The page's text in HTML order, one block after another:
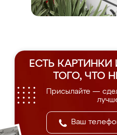
ЕСТЬ
ТОГО, ЧТО
Присылайте —